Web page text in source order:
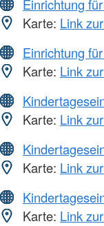
Einrichtung
Karte: Link
Einrichtung
Karte: Link
Karte: Link
Karte: Link
Karte: Link